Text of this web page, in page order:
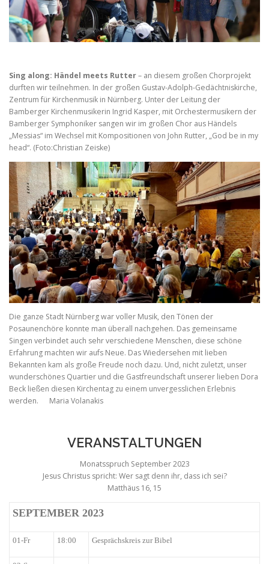
Sing along: Händel meets Rutter– an diesem großen Chorprojekt
durften wir teilnehmen. In der großen Gustav-Adolph-Gedächtniskirche,
Zentrum für Kirchenmusik in Nürnberg. Unter der Leitung der
Bamberger Kirchenmusikerin Ingrid Kasper, mit Orchestermusikern der
Bamberger Symphoniker sangen wir im großen Chor aus Händels
„Messias“ im Wechsel mit Kompositionen von John Rutter, „God be in my
head“. (Foto:Christian Zeiske)
Die ganze Stadt Nürnberg war voller Musik, den Tönen der
Posaunenchöre konnte man überall nachgehen. Das gemeinsame
Singen verbindet auch sehr verschiedene Menschen, diese schöne
Erfahrung machten wir aufs Neue. Das Wiedersehen mit lieben
Bekannten kam als große Freude noch dazu. Und, nicht zuletzt, unser
wunderschönes Quartier und die Gastfreundschaft unserer lieben Dora
Beck ließen diesen Kirchentag zu einem unvergesslichen Erlebnis
werden. Maria Volanakis
VERANSTALTUNGEN
Monatsspruch September 2023
Jesus Christus spricht: Wer sagt denn ihr, dass ich sei?
Matthäus 16, 15
SEPTEMBER 2023
01-Fr 18:00 Gesprächskreis zur Bibel